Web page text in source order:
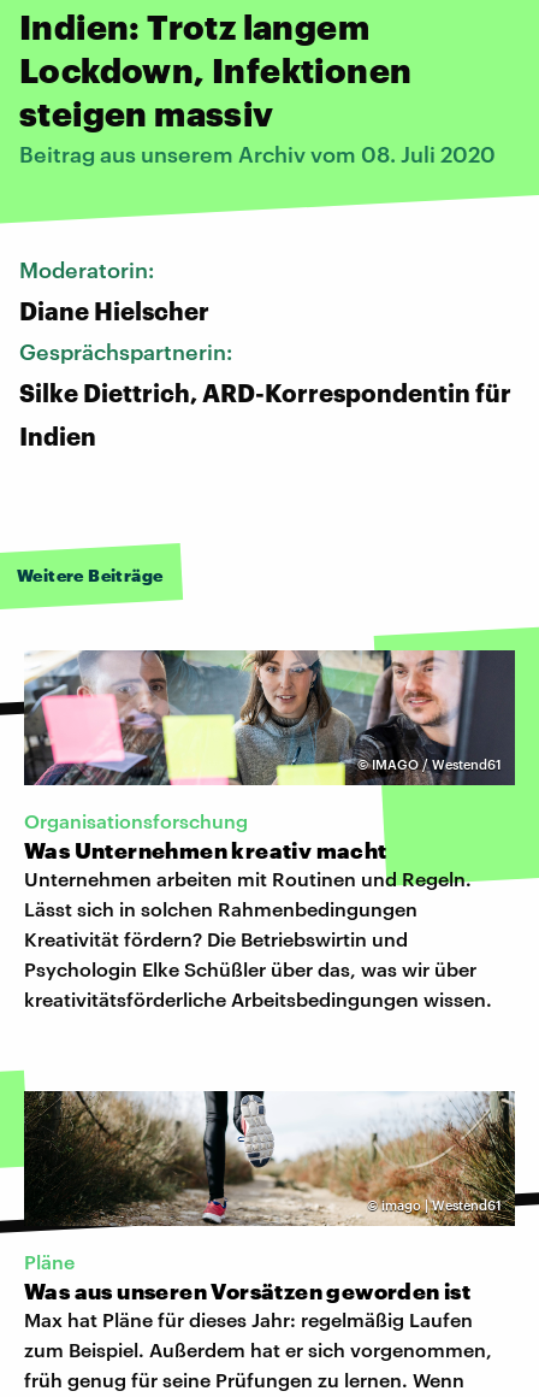
Indien: Trotz langem
Lockdown, Infektionen
steigen massiv
Beitrag aus unserem Archiv vom 08. Juli 2020
Moderatorin:
Diane Hielscher
Gesprächspartnerin:
Silke Diettrich, ARD-Korrespondentin für
Indien
Weitere Beiträge
©IMAGO / Westend61
Organisationsforschung
Was Unternehmen kreativ macht
Unternehmen arbeiten mit Routinen und Regeln.
Lässt sich in solchen Rahmenbedingungen
Kreativität fördern? Die Betriebswirtin und
Psychologin Elke Schüßler über das, was wir über
kreativitätsförderliche Arbeitsbedingungen wissen.
©imago | Westend61
Pläne
Was aus unseren Vorsätzen geworden ist
Max hat Pläne für dieses Jahr: regelmäßig Laufen
zum Beispiel. Außerdem hat er sich vorgenommen,
früh genug für seine Prüfungen zu lernen. Wenn